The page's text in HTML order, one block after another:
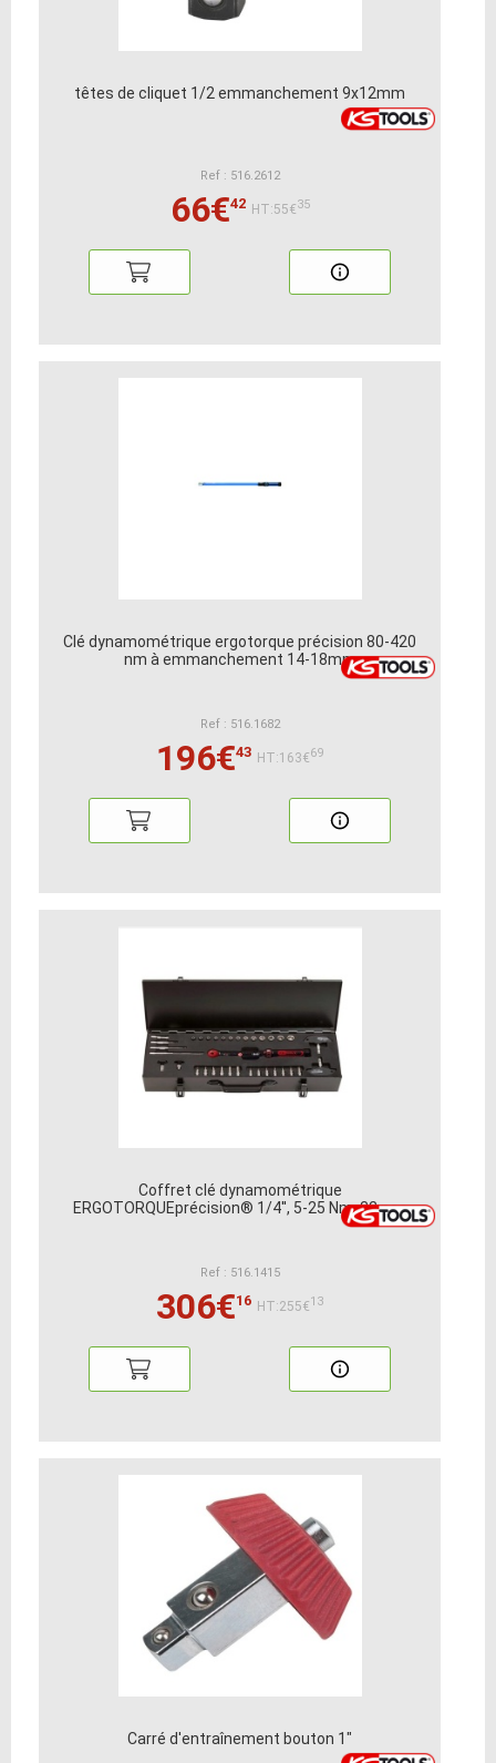
têtes de cliquet 1/2 emmanchement 9x12mm
Ref : 516.2612
66€42 HT:55€35
Clé dynamométrique ergotorque précision 80-420
nm à emmanchement 14-18mm
Ref : 516.1682
196€43 HT:163€69
Coffret clé dynamométrique
ERGOTORQUEprécision® 1/4'', 5-25 Nm, 32 pcs
Ref : 516.1415
306€16 HT:255€13
Carré d'entraînement bouton 1"